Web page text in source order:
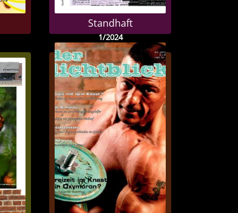
Standhaft
1/2024